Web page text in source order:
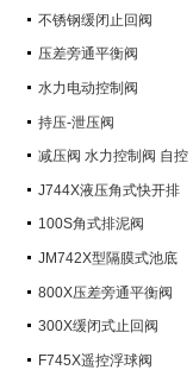
不锈钢缓闭止回阀
压差旁通平衡阀
水力电动控制阀
持压-泄压阀
减压阀 水力控制阀 自控
J744X液压角式快开排
100S角式排泥阀
JM742X型隔膜式池底
800X压差旁通平衡阀
300X缓闭式止回阀
F745X遥控浮球阀